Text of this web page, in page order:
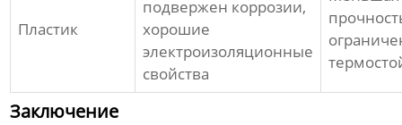
Пластик
подвержен коррозии,
хорошие
электроизоляционные
свойства
Заключение